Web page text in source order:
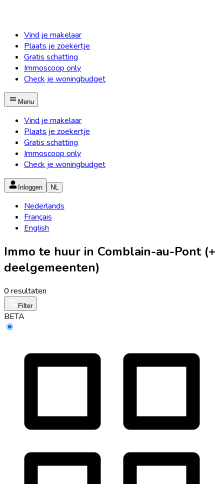
Vind je makelaar
Plaats je zoekertje
Gratis schatting
Immoscoop only
Check je woningbudget
Menu
Vind je makelaar
Plaats je zoekertje
Gratis schatting
Immoscoop only
Check je woningbudget
Inloggen NL
Nederlands
Français
English
Immo te huur in Comblain-au-Pont (+
deelgemeenten)
0 resultaten
Filter
BETA